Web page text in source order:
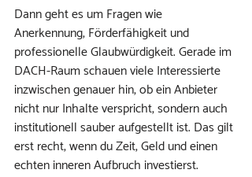
Dann geht es um Fragen wie
Anerkennung, Förderfähigkeit und
professionelle Glaubwürdigkeit. Gerade im
DACH-Raum schauen viele Interessierte
inzwischen genauer hin, ob ein Anbieter
nicht nur Inhalte verspricht, sondern auch
institutionell sauber aufgestellt ist. Das gilt
erst recht, wenn du Zeit, Geld und einen
echten inneren Aufbruch investierst.